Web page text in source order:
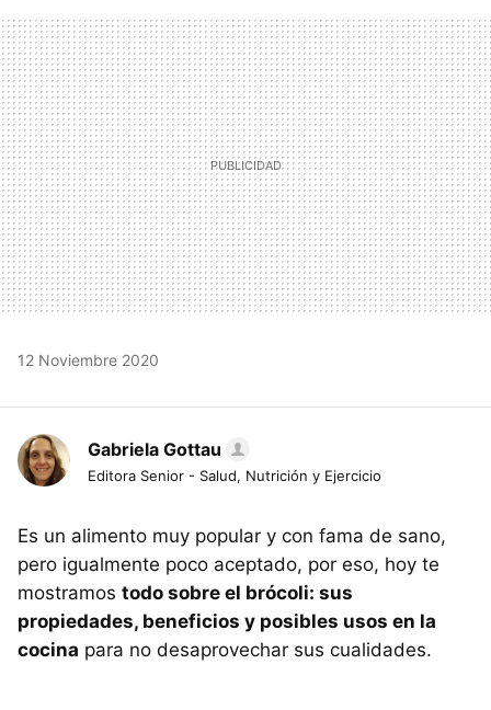
MAIL
12 Noviembre 2020
Gabriela Gottau
Editora Senior - Salud, Nutrición y Ejercicio
Es un alimento muy popular y con fama de sano,
pero igualmente poco aceptado, por eso, hoy te
mostramos todo sobre el brócoli: sus
propiedades, beneficios y posibles usos en la
cocina para no desaprovechar sus cualidades.